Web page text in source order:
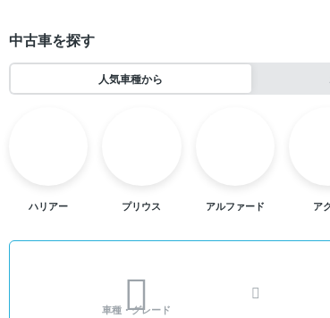
中古車を探す
人気車種から
ハリアー プリウス アルファード ア
車種・グレード